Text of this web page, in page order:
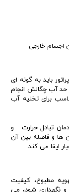
اجسام خارجی
باید به گونه ای
آب چگالش انجام
برای تخلیه آب
تبادل حرارت و
ها و فاصله بین آن
ایفا می کند.
مطبوع، کیفیت
و نگهداری شود، می